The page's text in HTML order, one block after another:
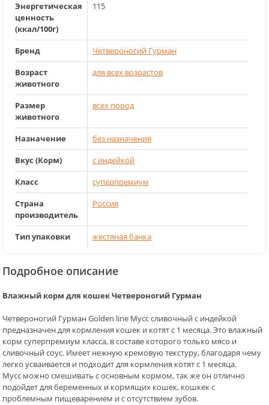
Энергетическая
ценность
(ккал/100г)
115
Бренд
Четвероногий Гурман
Возраст
животного
для всех возрастов
Размер
животного
всех пород
Назначение
без назначения
Вкус (Корм)
с индейкой
Класс
суперпремиум
Страна
производитель
Россия
Тип упаковки жестяная банка
Подробное описание
Влажный корм для кошек Четвероногий Гурман
Четвероногий Гурман Golden line Мусс сливочный с индейкой
предназначен для кормления кошек и котят с 1 месяца. Это влажный
корм суперпремиум класса, в составе которого только мясо и
сливочный соус. Имеет нежную кремовую текстуру, благодаря чему
легко усваивается и подходит для кормления котят с 1 месяца.
Мусс можно смешивать с основным кормом, так же он отлично
подойдет для беременных и кормящих кошек, кошкек с
проблемным пищеварением и с отсутствием зубов.